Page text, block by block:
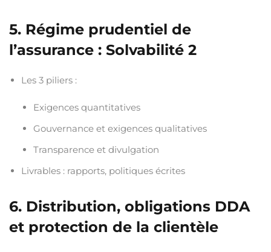
5. Régime prudentiel de
l’assurance : Solvabilité 2
Les 3 piliers :
Exigences quantitatives
Gouvernance et exigences qualitatives
Transparence et divulgation
Livrables : rapports, politiques écrites
6. Distribution, obligations DDA
et protection de la clientèle